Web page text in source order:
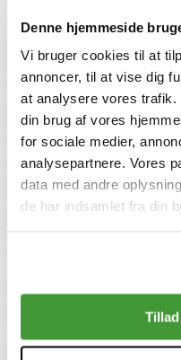
Denne hjemmeside
Vi bruger cookies til at
annoncer, til at vise dig
at analysere vores trafik.
din brug af vores
for sociale medier,
analysepartnere. Vores
data med andre
de har indsamlet fra din